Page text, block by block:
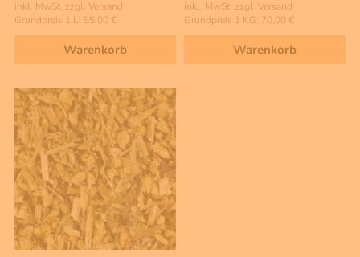
inkl. MwSt, zzgl. Versand
Grundpreis 1 L: 85,00 €
Warenkorb
inkl. MwSt, zzgl. Versand
Grundpreis 1 KG: 70,00 €
Warenkorb